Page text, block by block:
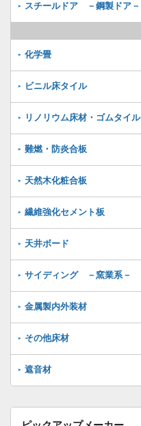
スチールドア －鋼製ドア－
化学畳
ビニル床タイル
リノリウム床材・ゴムタイル
難燃・防炎合板
天然木化粧合板
繊維強化セメント板
天井ボード
サイディング －窯業系－
金属製内外装材
その他床材
遮音材